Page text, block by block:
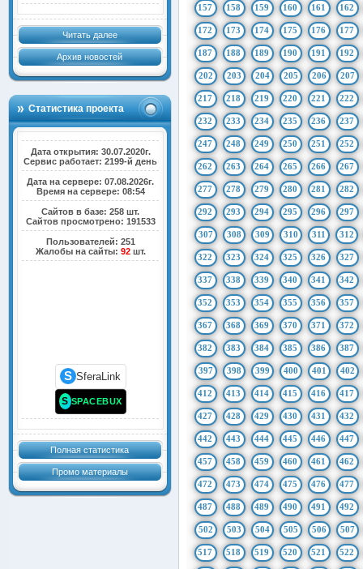
Читать далее
Архив новостей
Статистика проекта
Дата открытия: 30.07.2020г.
Сервис работает: 2199-й день
Дата на сервере: 07.08.2026г.
Время на сервере: 08:54
Сайтов в базе: 258 шт.
Сайтов просмотрено: 191533
Пользователей: 251
Жалобы на сайты: 92шт.
S SferaLink
S SPACEBUX
Полная статистика
Промо материалы
157 158 159 160 161 162
172 173 174 175 176 177
187 188 189 190 191 192
202 203 204 205 206 207
217 218 219 220 221 222
232 233 234 235 236 237
247 248 249 250 251 252
262 263 264 265 266 267
277 278 279 280 281 282
292 293 294 295 296 297
307 308 309 310 311 312
322 323 324 325 326 327
337 338 339 340 341 342
352 353 354 355 356 357
367 368 369 370 371 372
382 383 384 385 386 387
397 398 399 400 401 402
412 413 414 415 416 417
427 428 429 430 431 432
442 443 444 445 446 447
457 458 459 460 461 462
472 473 474 475 476 477
487 488 489 490 491 492
502 503 504 505 506 507
517 518 519 520 521 522